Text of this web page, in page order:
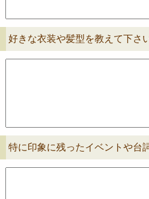
好きな衣装や髪型を教えて下さ
特に印象に残ったイベントや台